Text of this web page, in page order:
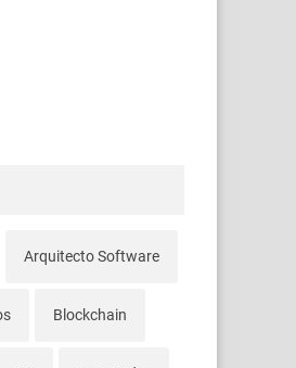
Arquitecto Software
Blockchain